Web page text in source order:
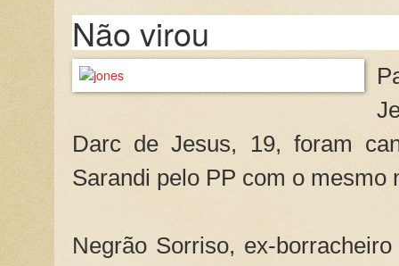
Não virou
Darc de Jesus, 19, foram
Sarandi pelo PP com o mesmo
Negrão Sorriso, ex-